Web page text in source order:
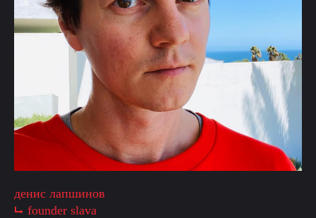
денис лапшинов
⮡ founder slava